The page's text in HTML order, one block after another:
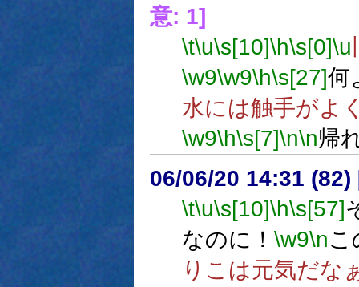
意: 1]
\t\u\s[10]\h\s[0]\u
\w9\w9\h\s[27]何
水には触手がよ
\w9\h\s[7]\n\n帰
06/06/20 14:31 (82)
\t\u\s[10]\h\s[57]
なのに！ \w9\nこ
りこは元気だな